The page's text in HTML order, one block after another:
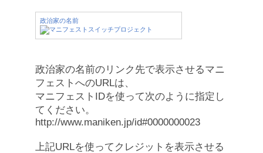
政治家の名前
政治家の名前のリンク先で表示させるマニ
フェストへのURLは、
マニフェストIDを使って次のように指定し
てください。
http://www.maniken.jp/id#0000000023
上記URLを使ってクレジットを表示させる